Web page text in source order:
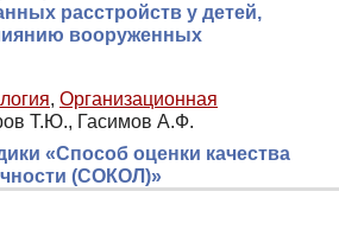
расстройств у детей,
вооруженных
, Организационная
Т.Ю., Гасимов А.Ф.
«Способ оценки качества
(СОКОЛ)»